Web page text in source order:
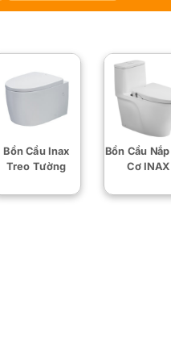
Bồn Cầu Inax
Treo Tường
Bồn Cầu
Cơ INAX